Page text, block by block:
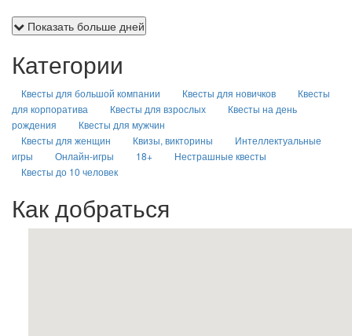
Показать больше дней
Категории
Квесты для большой компании Квесты для новичков
Квесты
для корпоратива
Квесты для взрослых
Квесты на день
рождения
Квесты для мужчин
Квесты для женщин
Квизы, викторины
Интеллектуальные
игры
Онлайн-игры 18+
Нестрашные квесты
Квесты до 10 человек
Как добраться